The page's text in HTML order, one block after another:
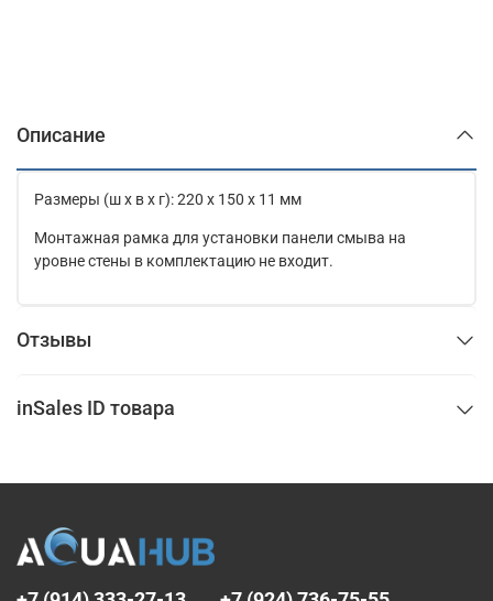
Описание
Размеры (ш x в x г): 220 x 150 x 11 мм
Монтажная рамка для установки панели смыва на
уровне стены в комплектацию не входит.
Отзывы
inSales ID товара